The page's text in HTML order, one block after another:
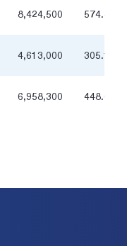
8,424,500 574.8
4,613,000 305.1
6,958,300 448.6